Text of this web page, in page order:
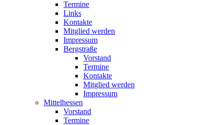
Termine
Links
Kontakte
Mitglied werden
Impressum
Bergstraße
Vorstand
Termine
Kontakte
Mitglied werden
Impressum
Mittelhessen
Vorstand
Termine